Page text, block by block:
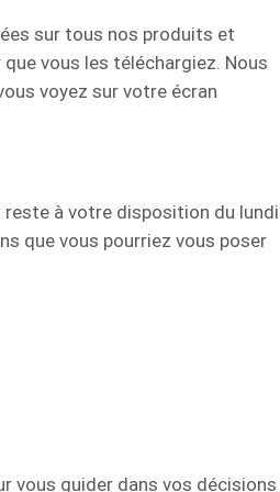
sur tous nos produits et
vous les téléchargiez. Nous
voyez sur votre écran
à votre disposition du lundi
que vous pourriez vous poser
vous guider dans vos décisions